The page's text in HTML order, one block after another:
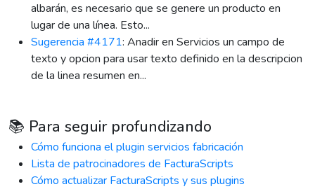
albarán, es necesario que se genere un producto en
lugar de una línea. Esto...
Sugerencia #4171: Anadir en Servicios un campo de
texto y opcion para usar texto definido en la descripcion
de la linea resumen en...
📚 Para seguir profundizando
Cómo funciona el plugin servicios fabricación
Lista de patrocinadores de FacturaScripts
Cómo actualizar FacturaScripts y sus plugins